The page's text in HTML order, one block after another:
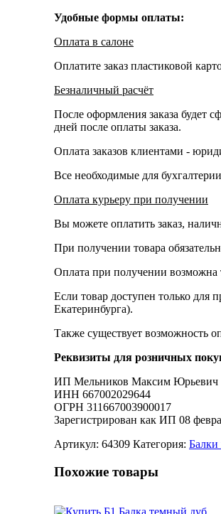
Удобные формы оплаты:
Оплата в салоне
Оплатите заказ пластиковой
Безналичный расчёт
После оформления заказа будет
дней после оплаты заказа.
Оплата заказов клиентами -
Все необходимые для
Оплата курьеру при получении
Вы можете оплатить заказ,
При получении товара
Оплата при получении возможна
Если товар доступен только для
Екатеринбурга).
Также существует возможность
Реквизиты для розничных
ИП Мельников Максим Юрьевич
ИНН 667002029644
ОГРН 311667003900017
Зарегистрирован как ИП 08
Артикул: 64309 Категория: Балки
Похожие товары